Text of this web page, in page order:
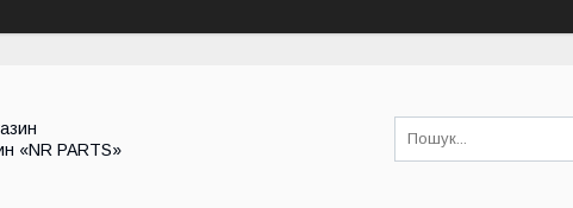
«NR PARTS»